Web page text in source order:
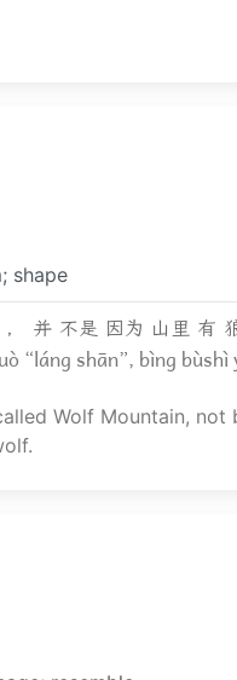
shape
并 不是 因为 山里 有
“láng shān”, bìng
Wolf Mountain,